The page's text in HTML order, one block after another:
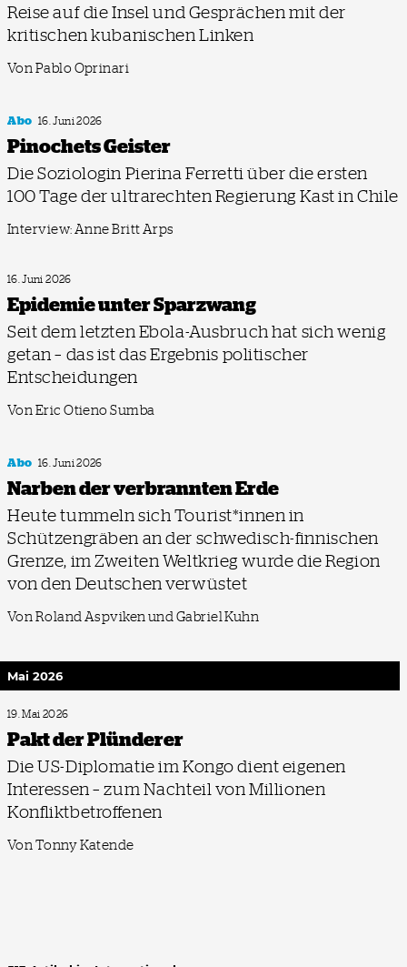
Reise auf die Insel und Gesprächen mit der
kritischen kubanischen Linken
Von Pablo Oprinari
Abo 16. Juni 2026
Pinochets Geister
Die Soziologin Pierina Ferretti über die ersten
100 Tage der ultrarechten Regierung Kast in Chile
Interview: Anne Britt Arps
16. Juni 2026
Epidemie unter Sparzwang
Seit dem letzten Ebola-Ausbruch hat sich wenig
getan – das ist das Ergebnis politischer
Entscheidungen
Von Eric Otieno Sumba
Abo 16. Juni 2026
Narben der verbrannten Erde
Heute tummeln sich Tourist*innen in
Schützengräben an der schwedisch-finnischen
Grenze, im Zweiten Weltkrieg wurde die Region
von den Deutschen verwüstet
Von Roland Aspviken und Gabriel Kuhn
Mai 2026
19. Mai 2026
Pakt der Plünderer
Die US-Diplomatie im Kongo dient eigenen
Interessen – zum Nachteil von Millionen
Konfliktbetroffenen
Von Tonny Katende